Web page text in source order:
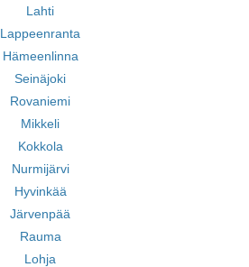
Lahti
Lappeenranta
Hämeenlinna
Seinäjoki
Rovaniemi
Mikkeli
Kokkola
Nurmijärvi
Hyvinkää
Järvenpää
Rauma
Lohja